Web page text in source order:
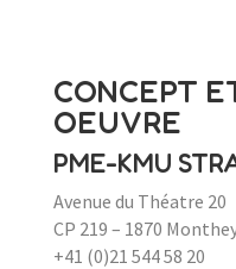
CONCEPT
OEUVRE
PME-KMU
Avenue du Théatre 20
CP 219 – 1870
+41 (0)21 544 58 20